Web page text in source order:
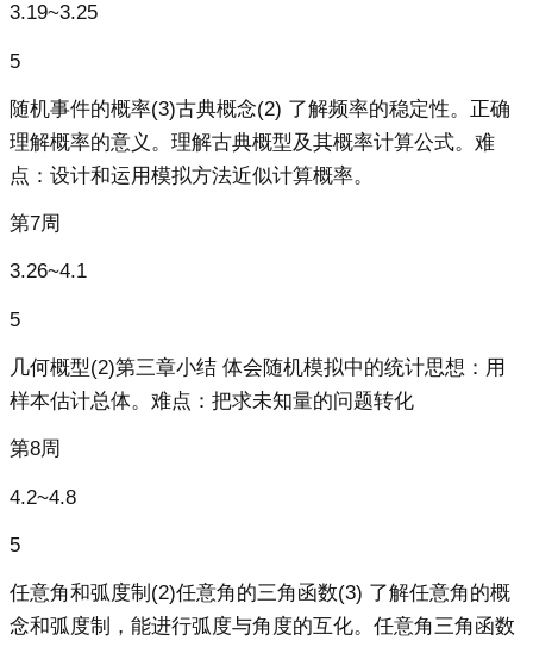
3.19~3.25
5
随机事件的概率(3)古典概念(2) 了解频率的稳定性。正确
理解概率的意义。理解古典概型及其概率计算公式。难
点：设计和运用模拟方法近似计算概率。
第7周
3.26~4.1
5
几何概型(2)第三章小结 体会随机模拟中的统计思想：用
样本估计总体。难点：把求未知量的问题转化
第8周
4.2~4.8
5
任意角和弧度制(2)任意角的三角函数(3) 了解任意角的概
念和弧度制，能进行弧度与角度的互化。任意角三角函数